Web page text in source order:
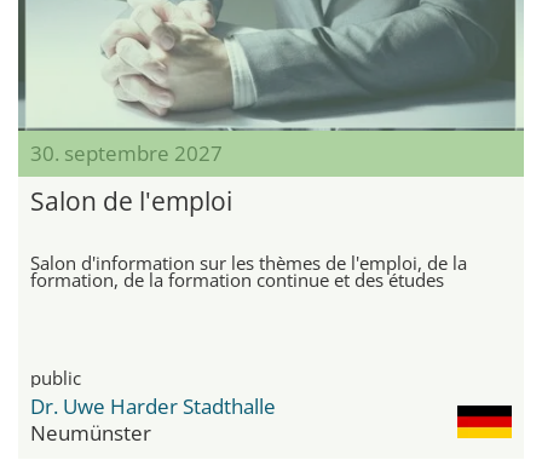
30. septembre 2027
Salon de l'emploi
Salon d'information sur les thèmes de l'emploi, de la
formation, de la formation continue et des études
public
Dr. Uwe Harder Stadthalle
Neumünster